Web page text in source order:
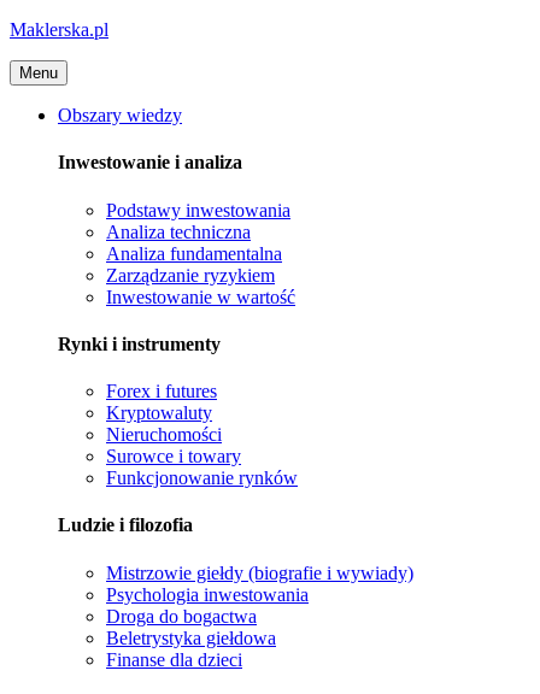
Maklerska.pl
Menu
Obszary wiedzy
Inwestowanie i analiza
Podstawy inwestowania
Analiza techniczna
Analiza fundamentalna
Zarządzanie ryzykiem
Inwestowanie w wartość
Rynki i instrumenty
Forex i futures
Kryptowaluty
Nieruchomości
Surowce i towary
Funkcjonowanie rynków
Ludzie i filozofia
Mistrzowie giełdy (biografie i wywiady)
Psychologia inwestowania
Droga do bogactwa
Beletrystyka giełdowa
Finanse dla dzieci